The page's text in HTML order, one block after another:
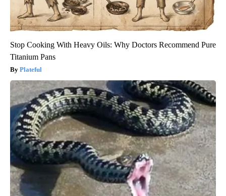
Stop Cooking With Heavy Oils: Why Doctors Recommend Pure
Titanium Pans
Plateful